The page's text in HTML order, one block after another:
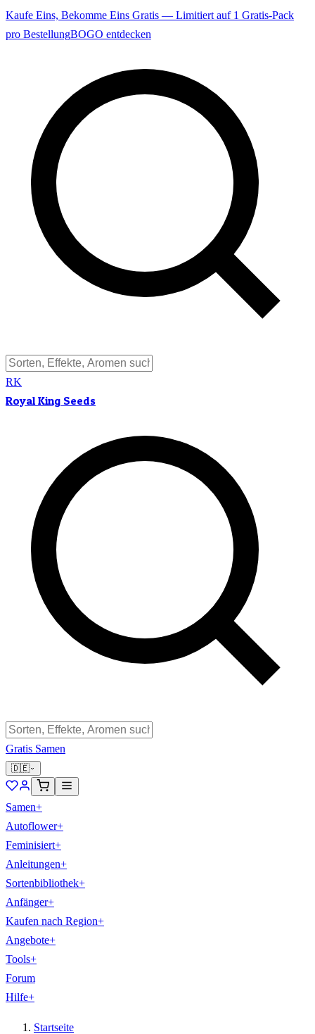
Kaufe Eins, Bekomme Eins Gratis — Limitiert auf 1 Gratis-Pack
pro BestellungBOGO entdecken
RK
Royal King Seeds
Gratis Samen
🇩🇪
Samen+
Autoflower+
Feminisiert+
Anleitungen+
Sortenbibliothek+
Anfänger+
Kaufen nach Region+
Angebote+
Tools+
Forum
Hilfe+
Startseite